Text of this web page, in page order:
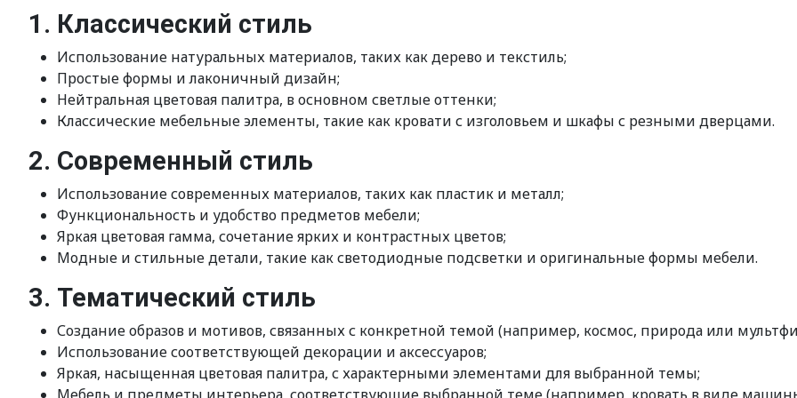
1. Классический стиль
Использование натуральных материалов, таких как дерево и текстиль;
Простые формы и лаконичный дизайн;
Нейтральная цветовая палитра, в основном светлые оттенки;
Классические мебельные элементы, такие как кровати с изголовьем и шкафы с резными дверцами.
2. Современный стиль
Использование современных материалов, таких как пластик и металл;
Функциональность и удобство предметов мебели;
Яркая цветовая гамма, сочетание ярких и контрастных цветов;
Модные и стильные детали, такие как светодиодные подсветки и оригинальные формы мебели.
3. Тематический стиль
Создание образов и мотивов, связанных с конкретной темой (например, космос, природа или
Использование соответствующей декорации и аксессуаров;
Яркая, насыщенная цветовая палитра, с характерными элементами для выбранной темы;